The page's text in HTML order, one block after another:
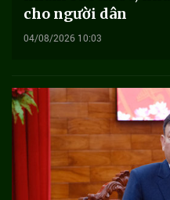
cho người dân
04/08/2026 10:03